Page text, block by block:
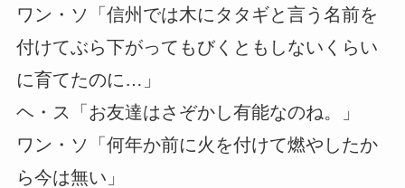
ワン・ソ「信州では木にタタギと言う名前を
付けてぶら下がってもびくともしないくらい
に育てたのに…」
ヘ・ス「お友達はさぞかし有能なのね。」
ワン・ソ「何年か前に火を付けて燃やしたか
ら今は無い」